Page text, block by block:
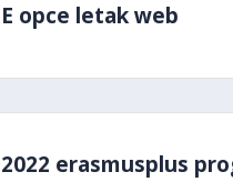
E opce letak web
2022 erasmusplus